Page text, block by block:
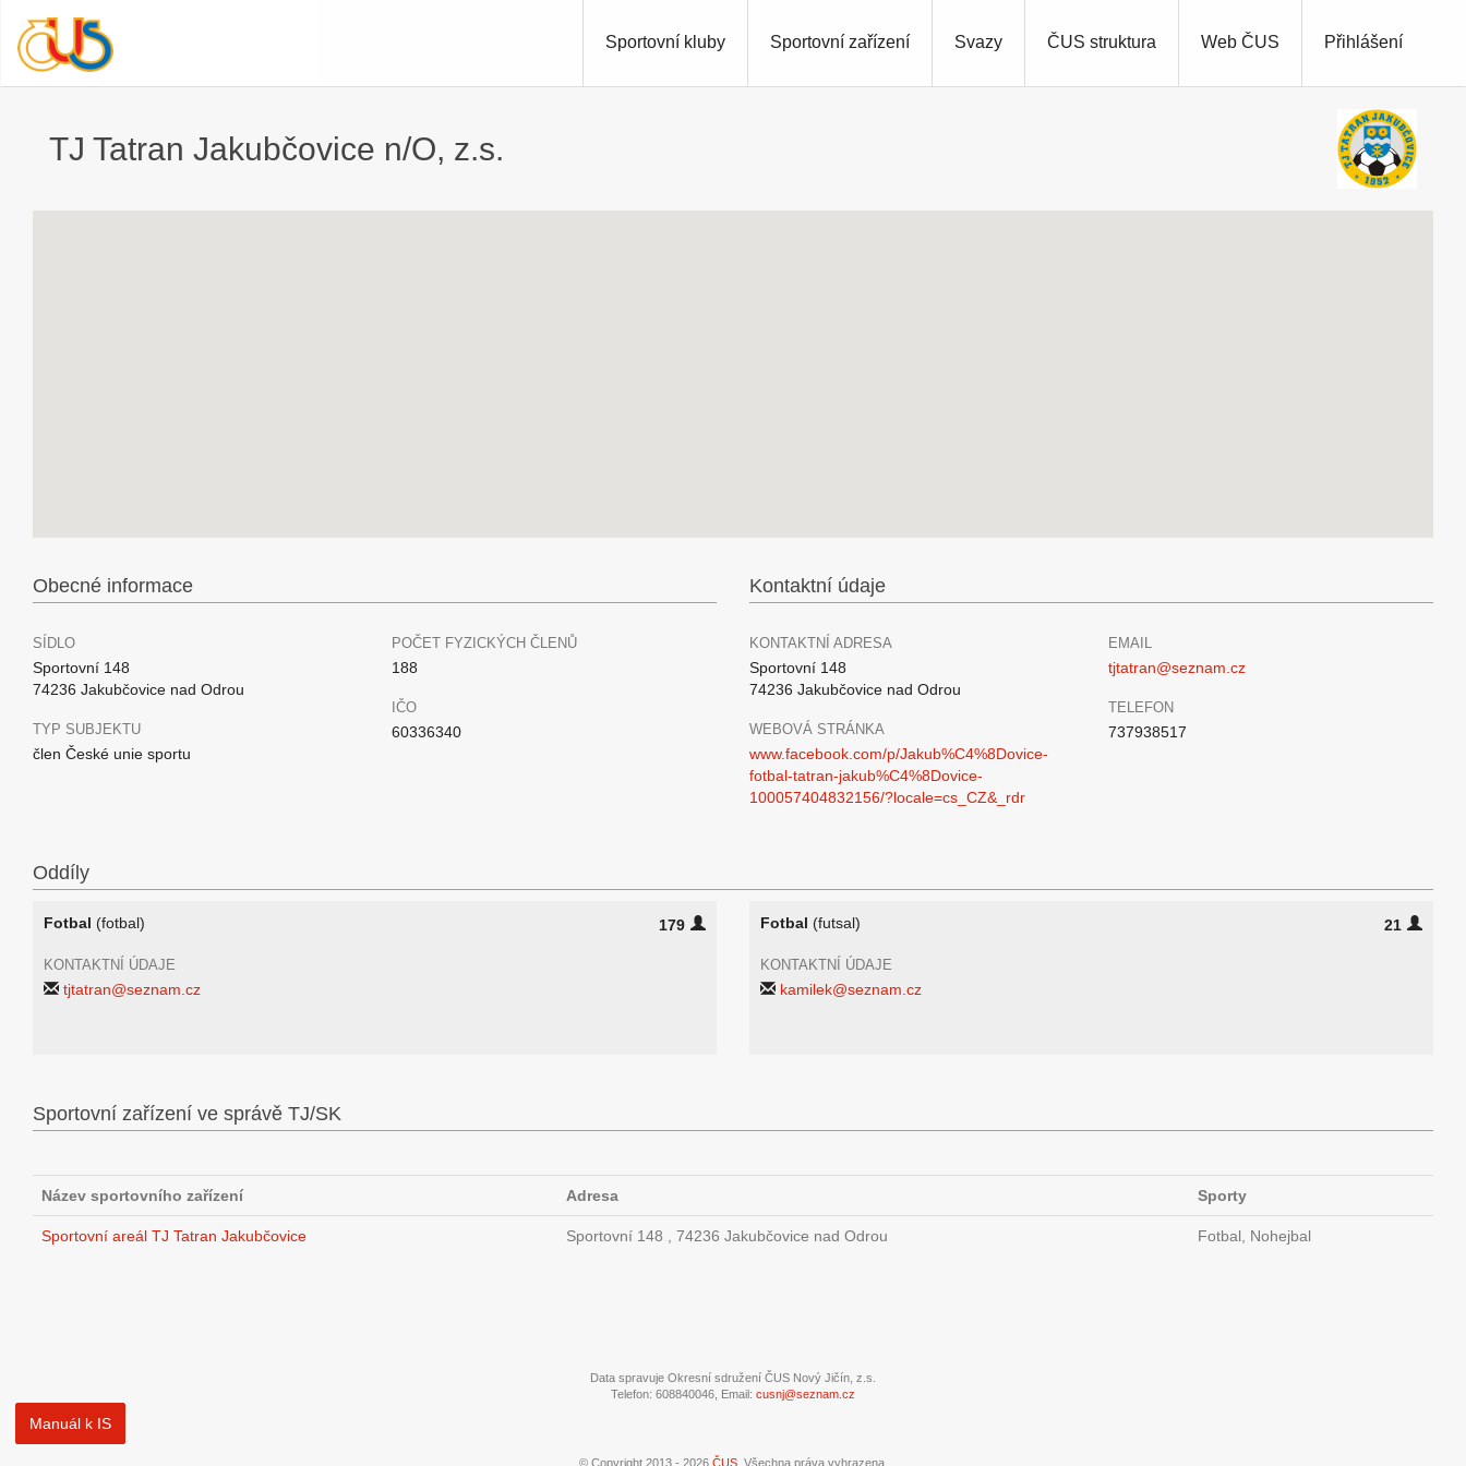
Přihlášení
Sportovní kluby Sportovní zařízení Svazy ČUS struktura Web ČUS
TJ Tatran Jakubčovice n/O, z.s.
Obecné informace
SÍDLO
Sportovní 148
74236 Jakubčovice nad Odrou
TYP SUBJEKTU
člen České unie sportu
POČET FYZICKÝCH ČLENŮ
188
IČO
60336340
Kontaktní údaje
KONTAKTNÍ ADRESA
Sportovní 148
74236 Jakubčovice nad Odrou
WEBOVÁ STRÁNKA
www.facebook.com/p/Jakub%C4%8Dovice-
fotbal-tatran-jakub%C4%8Dovice-
100057404832156/?locale=cs_CZ&_rdr
EMAIL
tjtatran@seznam.cz
TELEFON
737938517
Oddíly
Fotbal (fotbal) 179
KONTAKTNÍ ÚDAJE
tjtatran@seznam.cz
Fotbal (futsal) 21
KONTAKTNÍ ÚDAJE
kamilek@seznam.cz
Sportovní zařízení ve správě TJ/SK
Název sportovního zařízení Adresa Sporty
Sportovní areál TJ Tatran Jakubčovice Sportovní 148 , 74236 Jakubčovice nad Odrou Fotbal, Nohejbal
Data spravuje Okresní sdružení ČUS Nový Jičín, z.s.
Telefon: 608840046, Email: cusnj@seznam.cz
Manuál k IS
© Copyright 2013 - 2026 ČUS. Všechna práva vyhrazena.